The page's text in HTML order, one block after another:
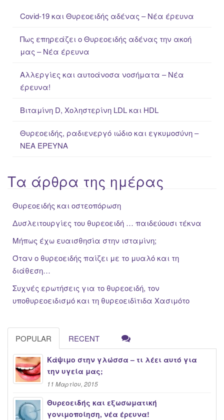
Covid-19 και Θυρεοειδής αδένας – Νέα έρευνα
Πως επηρεάζει ο Θυρεοειδής αδένας την ακοή
μας – Νέα έρευνα
Αλλεργίες και αυτοάνοσα νοσήματα – Νέα
έρευνα!
Βιταμίνη D, Χοληστερίνη LDL και HDL
Θυρεοειδής, ραδιενεργό ιώδιο και εγκυμοσύνη –
ΝΕΑ ΈΡΕΥΝΑ
Τα άρθρα της ημέρας
Θυρεοειδής και οστεοπόρωση
Δυσλειτουργίες του θυρεοειδή … παιδεύουσι τέκνα
Μήπως έχω ευαισθησία στην ισταμίνη;
Όταν ο θυρεοειδής παίζει με το μυαλό και τη
διάθεση…
Συχνές ερωτήσεις για το θυρεοειδή, τον
υποθυρεοειδισμό και τη θυρεοειδίτιδα Χασιμότο
POPULAR RECENT
Κάψιμο στην γλώσσα – τι λέει αυτό για
την υγεία μας;
11 Μαρτίου, 2015
Θυρεοειδής και εξωσωματική
γονιμοποίηση, νέα έρευνα!